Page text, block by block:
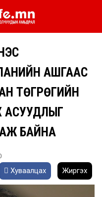
АШГААС
ТӨГРӨГИЙН
АСУУДЛЫГ
БАЙНА
Хуваалцах Жиргэх